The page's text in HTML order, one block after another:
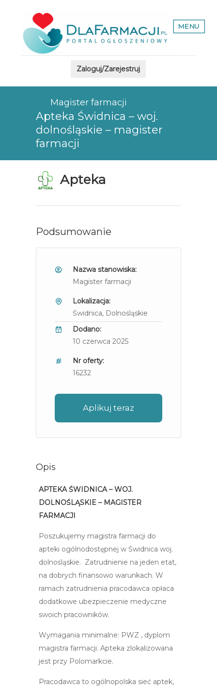
MENU
Zaloguj/Zarejestruj
Magister farmacji
Apteka Świdnica – woj.
dolnośląskie – magister
farmacji
Apteka
Podsumowanie
Nazwa stanowiska:
Magister farmacji
Lokalizacja:
Świdnica, Dolnośląskie
Dodano:
10 czerwca 2025
Nr oferty:
16232
Aplikuj teraz
Opis
APTEKA ŚWIDNICA – WOJ.
DOLNOŚLĄSKIE – MAGISTER
FARMACJI
Poszukujemy magistra farmacji do
apteki ogólnodostępnej w Świdnica woj.
dolnośląskie. Zatrudnienie na jeden etat,
na dobrych finansowo warunkach. W
ramach zatrudnienia pracodawca opłaca
dodatkowe ubezpieczenie medyczne
swoich pracowników.
Wymagania minimalne: PWZ , dyplom
magistra farmacji. Apteka zlokalizowana
jest przy Polomarkcie.
Pracodawca to ogólnopolska sieć aptek,